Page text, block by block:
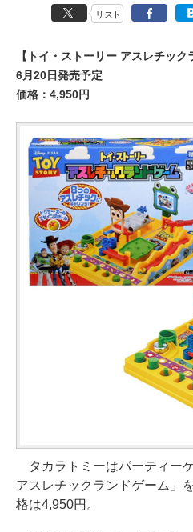
リスト
【トイ・ストーリー アスレチック
6月20日発売予定
価格：4,950円
タカラトミーはパーティー
アスレチックランドゲーム」
格は4,950円。